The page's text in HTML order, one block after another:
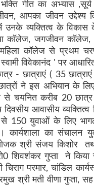
गीत का अभ्यास
आपका जीवन उद्देश्य
में उनके व्यक्तित्व के
कॉलेज, जगजीवन कॉलेज,
कॉलेज से प्रथम
विवेकानंद ' पर आधारित
- छात्राएं ( 35
ने इस अभियान के
से चयनित करीब 20 छात्र
आवासीय व्यक्तित्व
से 150 युवाओं के लिए
कार्यशाला का संचालन
श्री संजय किशोर
शिवशंकर गुप्ता ने किया
परमार, चांडिल
श्री मती वीणा गुप्ता,